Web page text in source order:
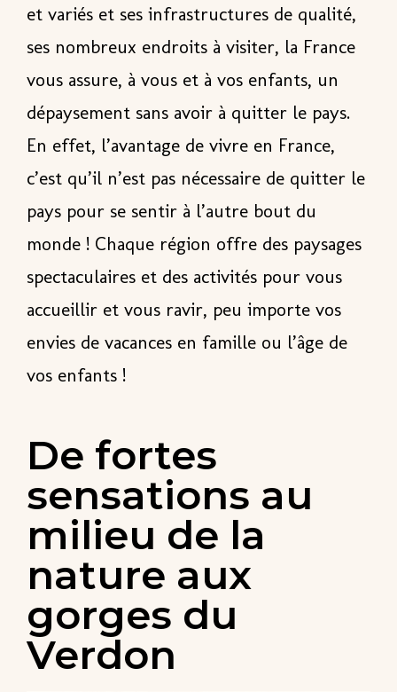
et variés et ses infrastructures de qualité,
ses nombreux endroits à visiter, la France
vous assure, à vous et à vos enfants, un
dépaysement sans avoir à quitter le pays.
En effet, l’avantage de vivre en France,
c’est qu’il n’est pas nécessaire de quitter le
pays pour se sentir à l’autre bout du
monde ! Chaque région offre des paysages
spectaculaires et des activités pour vous
accueillir et vous ravir, peu importe vos
envies de vacances en famille ou l’âge de
vos enfants !
De fortes
sensations au
milieu de la
nature aux
gorges du
Verdon